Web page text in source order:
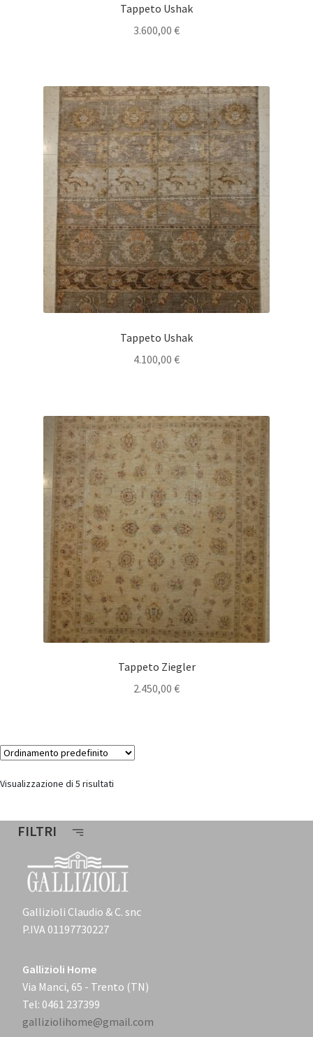
Tappeto Ushak
3.600,00 €
Tappeto Ushak
4.100,00 €
Tappeto Ziegler
2.450,00 €
Visualizzazione di 5 risultati
FILTRI
Gallizioli Claudio & C. snc
P.IVA 01197730227
Gallizioli Home
Via Manci, 65 - Trento (TN)
Tel: 0461 237399
galliziolihome@gmail.com